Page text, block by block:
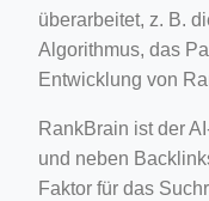
überarbeitet, z. B.
Algorithmus, das
Entwicklung von
RankBrain ist der
und neben
Faktor für das